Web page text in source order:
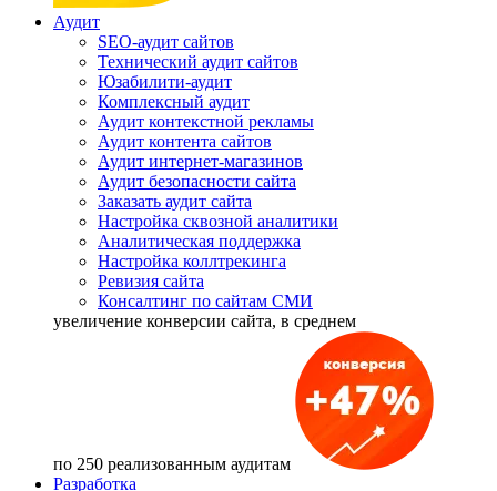
Аудит
SEO-аудит сайтов
Технический аудит сайтов
Юзабилити-аудит
Комплексный аудит
Аудит контекстной рекламы
Аудит контента сайтов
Аудит интернет-магазинов
Аудит безопасности сайта
Заказать аудит сайта
Настройка сквозной аналитики
Аналитическая поддержка
Настройка коллтрекинга
Ревизия сайта
Консалтинг по сайтам СМИ
увеличение конверсии сайта, в среднем
по 250 реализованным аудитам
Разработка